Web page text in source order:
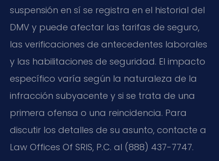
suspensión en sí se registra en el historial del
DMV y puede afectar las tarifas de seguro,
las verificaciones de antecedentes laborales
y las habilitaciones de seguridad. El impacto
específico varía según la naturaleza de la
infracción subyacente y si se trata de una
primera ofensa o una reincidencia. Para
discutir los detalles de su asunto, contacte a
Law Offices Of SRIS, P.C. al (888) 437-7747.